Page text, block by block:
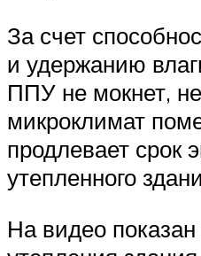
За счет
и удержанию
ППУ не мокнет,
микроклимат
продлевает срок
утепленного
На видео